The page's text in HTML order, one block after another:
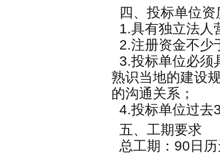
四、投标单位资
1.具有独立法人
2.注册资金不少
3.投标单位必须
熟识当地的建设
的沟通关系；
4.投标单位过去
五、工期要求
总工期：90日